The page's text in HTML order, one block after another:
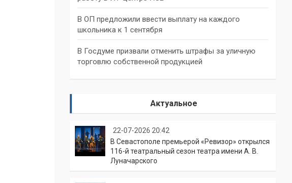
В ОП предложили ввести выплату на каждого
школьника к 1 сентября
В Госдуме призвали отменить штрафы за уличную
торговлю собственной продукцией
Актуальное
22-07-2026 20:42
В Севастополе премьерой «Ревизор» открылся
116-й театральный сезон театра имени А. В.
Луначарского